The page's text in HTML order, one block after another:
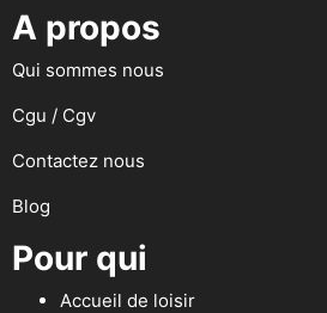
A propos
Qui sommes nous
Cgu / Cgv
Contactez nous
Blog
Pour qui
Accueil de loisir